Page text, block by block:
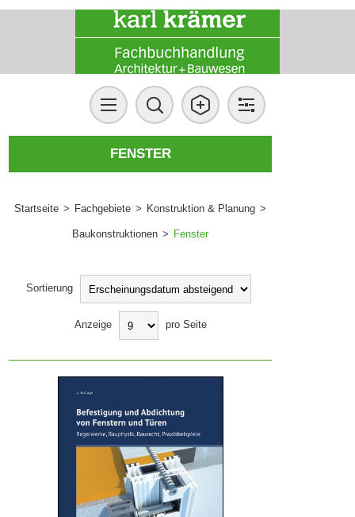
FENSTER
Startseite > Fachgebiete > Konstruktion & Planung >
Baukonstruktionen > Fenster
Sortierung
Anzeige pro Seite